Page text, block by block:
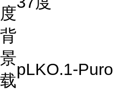
度
背
景
载
pLKO.1-Puro